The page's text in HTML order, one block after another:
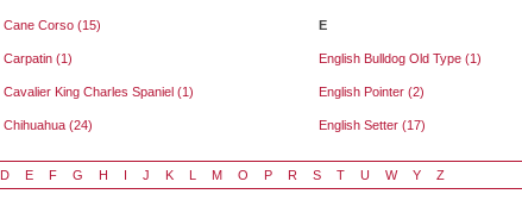
Cane Corso (15)
Carpatin (1)
Cavalier King Charles Spaniel (1)
Chihuahua (24)
E
English Bulldog Old Type (1)
English Pointer (2)
English Setter (17)
D E F G H I J K L M O P R S T U W Y Z